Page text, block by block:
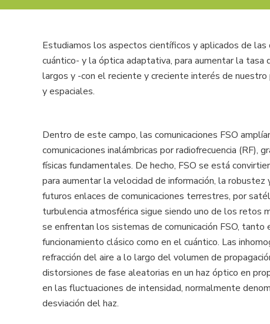
Estudiamos los aspectos científicos y aplicados de
cuántico- y la óptica adaptativa, para aumentar la
largos y -con el reciente y creciente interés de nuestro
y espaciales.
Dentro de este campo, las comunicaciones FSO
comunicaciones inalámbricas por radiofrecuencia (RF),
físicas fundamentales. De hecho, FSO se está
para aumentar la velocidad de información, la robustez
futuros enlaces de comunicaciones terrestres, por
turbulencia atmosférica sigue siendo uno de los retos
se enfrentan los sistemas de comunicación FSO, tanto
funcionamiento clásico como en el cuántico. Las
refracción del aire a lo largo del volumen de
distorsiones de fase aleatorias en un haz óptico en
en las fluctuaciones de intensidad, normalmente
desviación del haz.